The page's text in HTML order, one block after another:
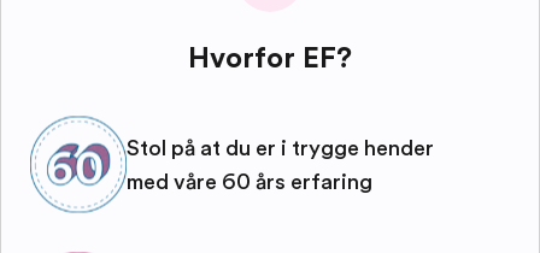
Hvorfor EF?
Stol på at du er i trygge hender
med våre 60 års erfaring